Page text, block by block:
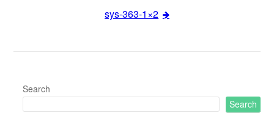
sys-363-1×2
Search
Search